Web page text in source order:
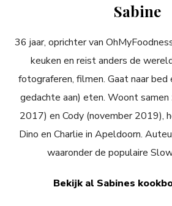
Sabine
36 jaar, oprichter van
keuken en reist anders de
fotograferen, filmen. Gaat naar
gedachte aan) eten. Woont
2017) en Cody (november 2019),
Dino en Charlie in Apeldoorn.
waaronder de populaire
Bekijk al Sabines